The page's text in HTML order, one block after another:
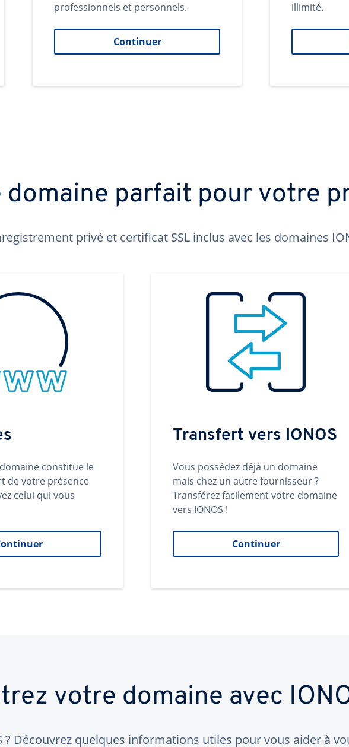
professionnels et personnels.
Continuer
illimité.
domaine parfait pour votre
privé et certificat SSL inclus avec les domaines
constitue le
de votre présence
celui qui vous
Transfert vers IONOS
Vous possédez déjà un domaine
mais chez un autre fournisseur ?
Transférez facilement votre domaine
vers IONOS !
Continuer
votre domaine avec
? Découvrez quelques informations utiles pour vous aider à